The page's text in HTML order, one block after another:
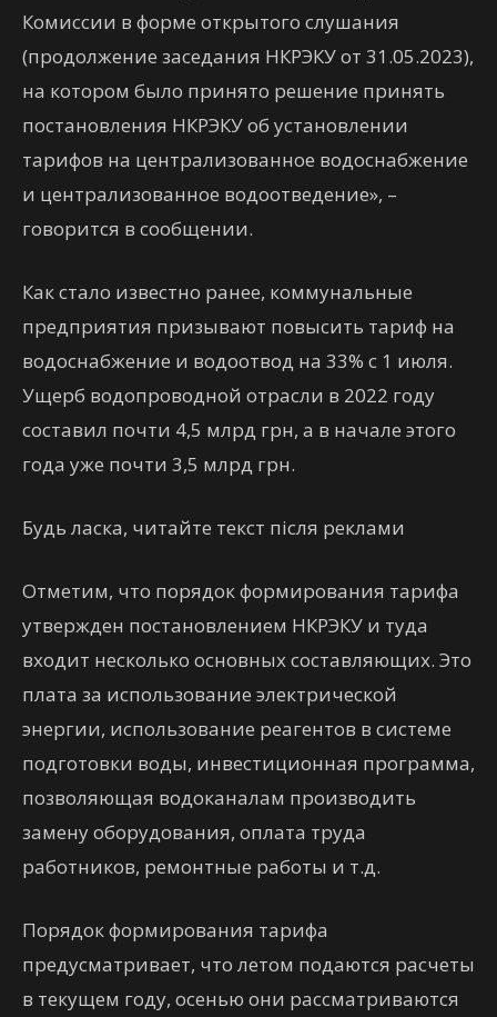
Комиссии в форме открытого слушания
(продолжение заседания НКРЭКУ от 31.05.2023),
на котором было принято решение принять
постановления НКРЭКУ об установлении
тарифов на централизованное водоснабжение
и централизованное водоотведение», –
говорится в сообщении.
Как стало известно ранее, коммунальные
предприятия призывают повысить тариф на
водоснабжение и водоотвод на 33% с 1 июля.
Ущерб водопроводной отрасли в 2022 году
составил почти 4,5 млрд грн, а в начале этого
года уже почти 3,5 млрд грн.
Будь ласка, читайте текст після реклами
Отметим, что порядок формирования тарифа
утвержден постановлением НКРЭКУ и туда
входит несколько основных составляющих. Это
плата за использование электрической
энергии, использование реагентов в системе
подготовки воды, инвестиционная программа,
позволяющая водоканалам производить
замену оборудования, оплата труда
работников, ремонтные работы и т.д.
Порядок формирования тарифа
предусматривает, что летом подаются расчеты
в текущем году, осенью они рассматриваются